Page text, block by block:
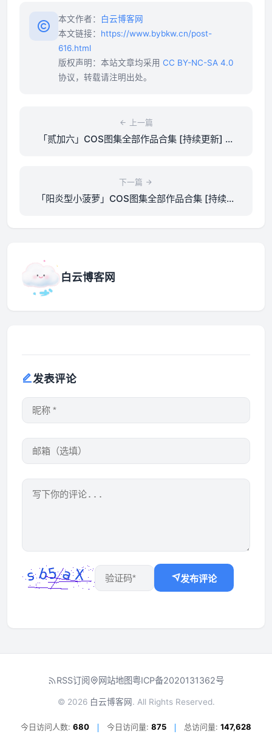
本文作者：
白云博客网
本文链接： https://www.bybkw.cn/post-
616.html
版权声明：本站文章均采用 CC BY-NC-SA 4.0
协议，转载请注明出处。
上一篇
「贰加六」COS图集全部作品合集 [持续更新] 二
下一篇
「阳炎型小菠萝」COS图集全部作品合集 [持续更
白云博客网
发表评论
发布评论
RSS订阅 网站地图粤ICP备2020131362号
© 2026 白云博客网. All Rights Reserved.
今日访问人数: 680 今日访问量: 875 总访问量: 147,628